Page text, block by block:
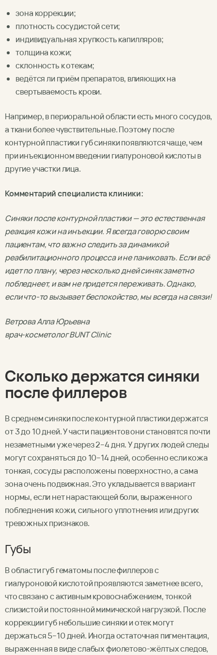
зона коррекции;
плотность сосудистой сети;
индивидуальная хрупкость капилляров;
толщина кожи;
склонность к отекам;
ведётся ли приём препаратов, влияющих на
свертываемость крови.
Например, в периоральной области есть много сосудов,
а ткани более чувствительные. Поэтому после
контурной пластики губ синяки появляются чаще, чем
при инъекционном введении гиалуроновой кислоты в
другие участки лица.
Комментарий специалиста клиники:
Синяки после контурной пластики — это естественная
реакция кожи на инъекции. Я всегда говорю своим
пациентам, что важно следить за динамикой
реабилитационного процесса и не паниковать. Если всё
идет по плану, через несколько дней синяк заметно
побледнеет, и вам не придется переживать. Однако,
если что-то вызывает беспокойство, мы всегда на связи!
Ветрова Алла Юрьевна
врач-косметолог BUNT Clinic
Сколько держатся синяки
после филлеров
В среднем синяки после контурной пластики держатся
от 3 до 10 дней. У части пациентов они становятся почти
незаметными уже через 2–4 дня. У других людей следы
могут сохраняться до 10–14 дней, особенно если кожа
тонкая, сосуды расположены поверхностно, а сама
зона очень подвижная. Это укладывается в вариант
нормы, если нет нарастающей боли, выраженного
побледнения кожи, сильного уплотнения или других
тревожных признаков.
Губы
В области губ гематомы после филлеров с
гиалуроновой кислотой проявляются заметнее всего,
что связано с активным кровоснабжением, тонкой
слизистой и постоянной мимической нагрузкой. После
коррекции губ небольшие синяки и отек могут
держаться 5–10 дней. Иногда остаточная пигментация,
выраженная в виде слабых фиолетово-жёлтых следов,